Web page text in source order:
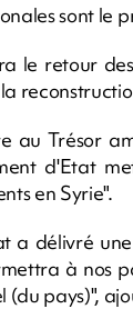
sont le
le retour
au Trésor
d'Etat
en Syrie".
a délivré
à nos
pays)",